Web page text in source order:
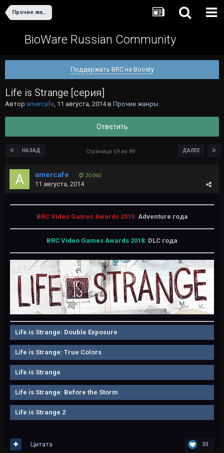
Прочие жанры
BioWare Russian Community
Поддержать BRC на Boosty
Life is Strange [серия]
Автор amercafe, 11 августа, 2014в Прочие жанры
Ответить
НАЗАД ДАЛЕЕ
Страница 69 из 89
amercafe 20 060
11 августа, 2014
BRC Video Games Awards 2015: Adventure года
BRC Video Games Awards 2018: DL C года
Life is Strange: Double Exposure
Life is Strange: True Colors
Life is Strange
Life is Strange: Before the Storm
Life is Strange 2
33
Цитата